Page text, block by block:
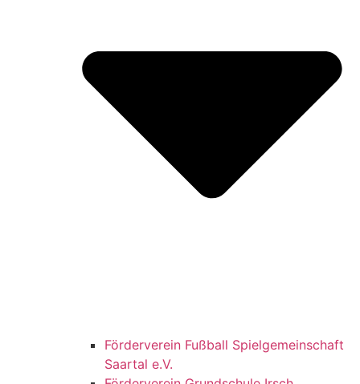
Förderverein Fußball Spielgemeinschaft
Saartal e.V.